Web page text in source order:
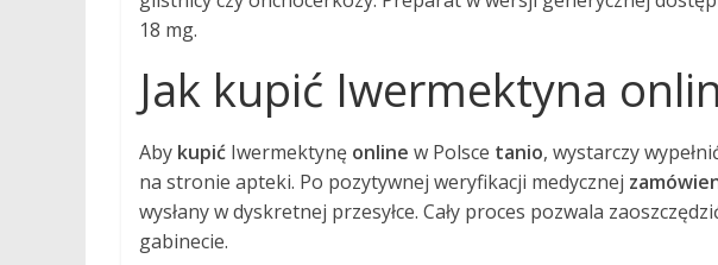
18 mg.
Jak kupić Iwermektyna
Aby kupić Iwermektynę online w Polsce tanio, wystarczy
na stronie apteki. Po pozytywnej weryfikacji medycznej
wysłany w dyskretnej przesyłce. Cały proces pozwala
gabinecie.